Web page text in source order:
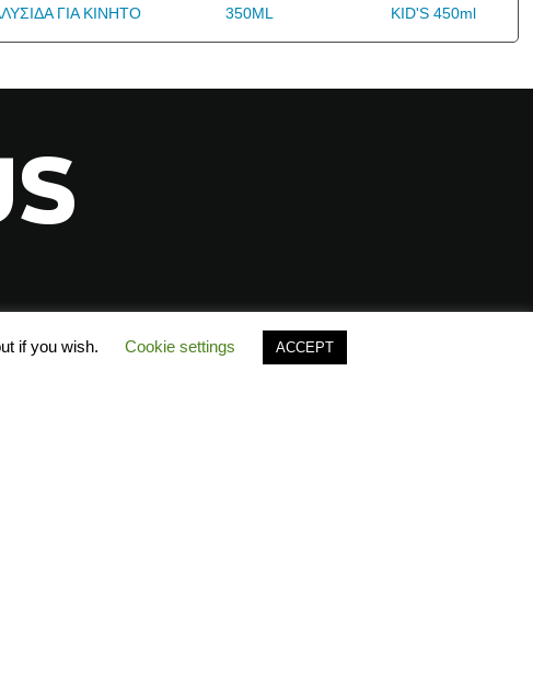
if you wish. Cookie settings ACCEPT